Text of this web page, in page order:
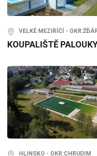
VELKÉ MEZIŘÍČÍ -
KOUPALIŠTĚ
HLINSKO - OKR:CHRUDIM